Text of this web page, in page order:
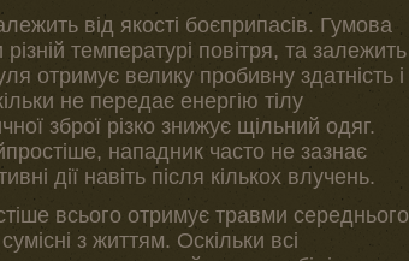
від якості боєприпасів. Гумова
температурі повітря, та залежить
отримує велику пробивну здатність і
не передає енергію тілу
зброї різко знижує щільний одяг.
нападник часто не зазнає
дії навіть після кількох влучень.
всього отримує травми середнього
з життям. Оскільки всі